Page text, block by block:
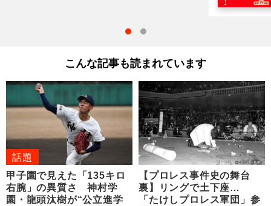
こんな記事も読まれています
話題
甲子園で見えた「135キロ
右腕」の異質さ 神村学
園・龍頭汰樹が“公立進学
【プロレス事件史の舞台
裏】リングで土下座…
「たけしプロレス軍団」参